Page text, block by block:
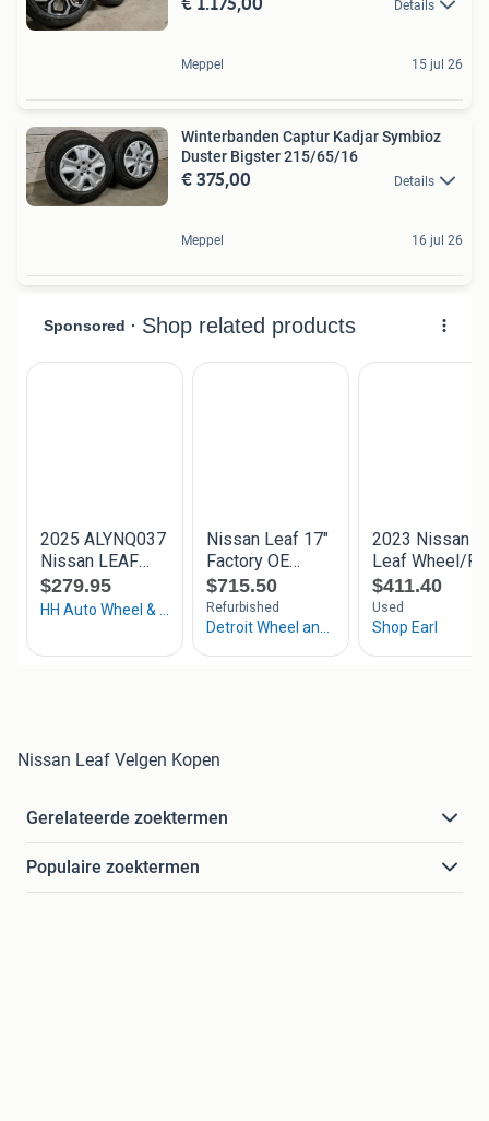
Details
Meppel 15 jul 26
Winterbanden Captur Kadjar Symbioz
Duster Bigster 215/65/16
€ 375,00 Details
Meppel 16 jul 26
Nissan Leaf Velgen Kopen
Gerelateerde zoektermen
Populaire zoektermen